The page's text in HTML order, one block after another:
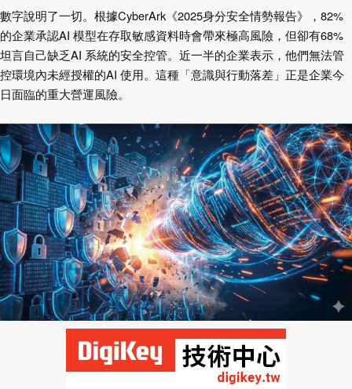
數字說明了一切。根據CyberArk 《2025身分安全情勢報告》， 82%
的企業承認AI 模型在存取敏感資料時會帶來極高風險，但卻有68%
坦言自己缺乏AI 系統的安全控管。近一半的企業表示，他們無法管
控環境內未經授權的AI 使用。這種「意識與行動落差」正是企業今
日面臨的重大營運風險。